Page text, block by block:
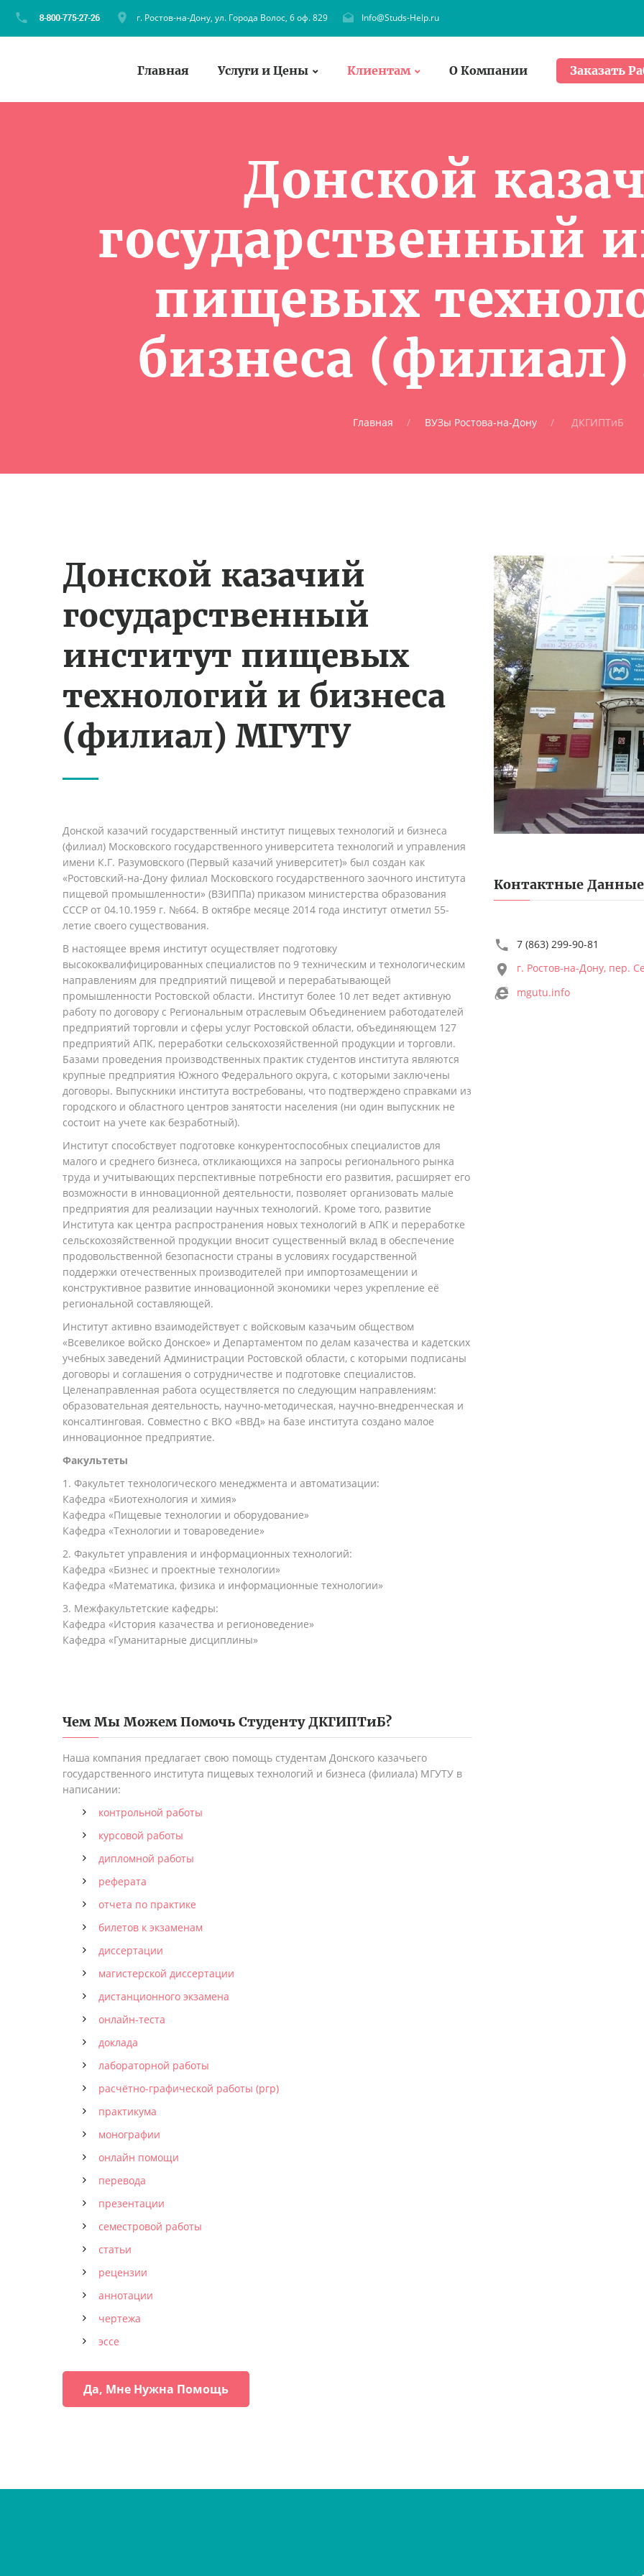
г. Ростов-на-Дону, ул. Города Волос, 6 оф. 829 Info@Studs-Help.ru
Главная Услуги и Цены Клиентам О Компании Заказать
Донской
государственный
пищевых
бизнеса
Главная ВУЗы Ростова-на-Дону ДКГИПТиБ
Донской казачий
государственный
институт пищевых
технологий и бизнеса
(филиал) МГУТУ
Донской казачий государственный институт пищевых технологий и бизнеса
(филиал) Московского государственного университета технологий и управления
имени К.Г. Разумовского (Первый казачий университет)» был создан как
«Ростовский-на-Дону филиал Московского государственного заочного института
пищевой промышленности» (ВЗИППа) приказом министерства образования
СССР от 04.10.1959 г. №664. В октябре месяце 2014 года институт отметил 55-
летие своего существования.
В настоящее время институт осуществляет подготовку
высококвалифицированных специалистов по 9 техническим и технологическим
направлениям для предприятий пищевой и перерабатывающей
промышленности Ростовской области. Институт более 10 лет ведет активную
работу по договору с Региональным отраслевым Объединением работодателей
предприятий торговли и сферы услуг Ростовской области, объединяющем 127
предприятий АПК, переработки сельскохозяйственной продукции и торговли.
Базами проведения производственных практик студентов института являются
крупные предприятия Южного Федерального округа, с которыми заключены
договоры. Выпускники института востребованы, что подтверждено справками из
городского и областного центров занятости населения (ни один выпускник не
состоит на учете как безработный).
Институт способствует подготовке конкурентоспособных специалистов для
малого и среднего бизнеса, откликающихся на запросы регионального рынка
труда и учитывающих перспективные потребности его развития, расширяет его
возможности в инновационной деятельности, позволяет организовать малые
предприятия для реализации научных технологий. Кроме того, развитие
Института как центра распространения новых технологий в АПК и переработке
сельскохозяйственной продукции вносит существенный вклад в обеспечение
продовольственной безопасности страны в условиях государственной
поддержки отечественных производителей при импортозамещении и
конструктивное развитие инновационной экономики через укрепление её
региональной составляющей.
Институт активно взаимодействует с войсковым казачьим обществом
«Всевеликое войско Донское» и Департаментом по делам казачества и кадетских
учебных заведений Администрации Ростовской области, с которыми подписаны
договоры и соглашения о сотрудничестве и подготовке специалистов.
Целенаправленная работа осуществляется по следующим направлениям:
образовательная деятельность, научно-методическая, научно-внедренческая и
консалтинговая. Совместно с ВКО «ВВД» на базе института создано малое
инновационное предприятие.
Факультеты
1. Факультет технологического менеджмента и автоматизации:
Кафедра «Биотехнология и химия»
Кафедра «Пищевые технологии и оборудование»
Кафедра «Технологии и товароведение»
2. Факультет управления и информационных технологий:
Кафедра «Бизнес и проектные технологии»
Кафедра «Математика, физика и информационные технологии»
3. Межфакультетские кафедры:
Кафедра «История казачества и регионоведение»
Кафедра «Гуманитарные дисциплины»
Чем Мы Можем Помочь СтудентуДКГИПТиБ?
Наша компания предлагает свою помощь студентам Донского казачьего
государственного института пищевых технологий и бизнеса (филиала) МГУТУ в
написании:
контрольной работы
курсовой работы
дипломной работы
реферата
отчета по практике
билетов к экзаменам
диссертации
магистерской диссертации
дистанционного экзамена
онлайн-теста
доклада
лабораторной работы
расчётно-графической работы (ргр)
практикума
монографии
онлайн помощи
перевода
презентации
семестровой работы
статьи
рецензии
аннотации
чертежа
эссе
Да, Мне Нужна Помощь
Контактные Данные
7 (863) 299-90-81
г. Ростов-на-Дону, пер.
mgutu.info